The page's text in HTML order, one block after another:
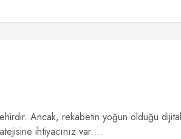
Ancak, rekabetin yoğun olduğu dijital
ihtiyacınız var....